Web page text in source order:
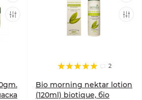
2
Bio morning nektar lotion
(120ml) biotique, біо